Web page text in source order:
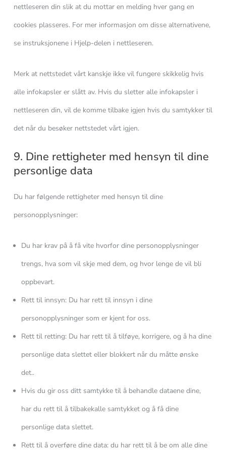
nettleseren din slik at du mottar en melding hver gang en
cookies plasseres. For mer informasjon om disse alternativene,
se instruksjonene i Hjelp-delen i nettleseren.
Merk at nettstedet vårt kanskje ikke vil fungere skikkelig hvis
alle infokapsler er slått av. Hvis du sletter alle infokapsler i
nettleseren din, vil de komme tilbake igjen hvis du samtykker til
det når du besøker nettstedet vårt igjen.
9. Dine rettigheter med hensyn til dine
personlige data
Du har følgende rettigheter med hensyn til dine
personopplysninger:
Du har krav på å få vite hvorfor dine personopplysninger
trengs, hva som vil skje med dem, og hvor lenge de vil bli
oppbevart.
Rett til innsyn: Du har rett til innsyn i dine
personopplysninger som er kjent for oss.
Rett til retting: Du har rett til å tilføye, korrigere, og å ha dine
personlige data slettet eller blokkert når du måtte ønske
det..
Hvis du gir oss ditt samtykke til å behandle dataene dine,
har du rett til å tilbakekalle samtykket og å få dine
personlige data slettet.
Rett til å overføre dine data: du har rett til å be om alle dine